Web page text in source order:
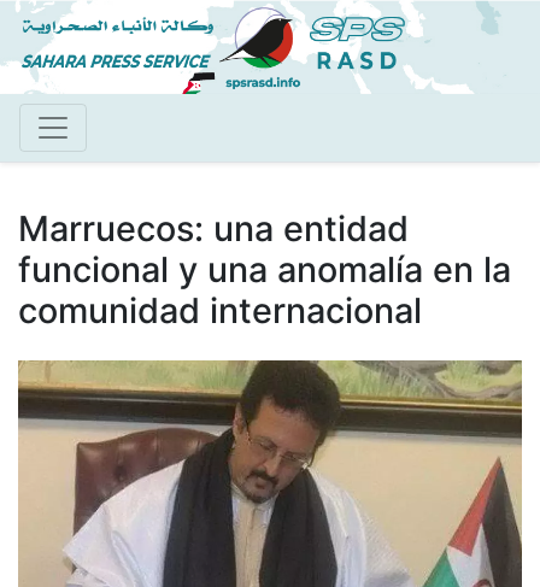
Pasar
al
contenido
Marruecos: una entidad
funcional y una anomalía en la
comunidad internacional